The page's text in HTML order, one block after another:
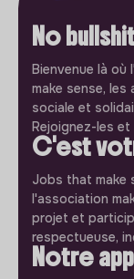
No
Bienvenue là
make sense, les
sociale et
Rejoignez-les
C'est
Jobs that make
l'association
projet et
respectueuse,
Notre